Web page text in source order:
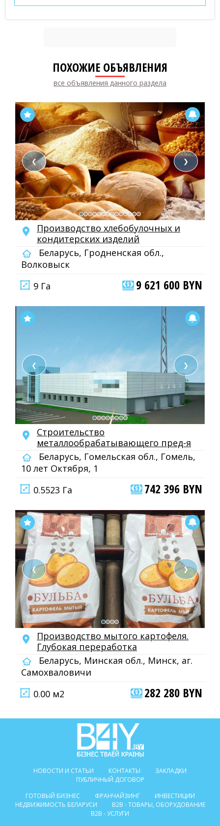
ПОХОЖИЕ ОБЪЯВЛЕНИЯ
все объявления данного раздела
❮ ❯
Производство хлебобулочных и
кондитерских изделий
Беларусь, Гродненская обл.,
Волковыск
9 Га
9 621 600 BYN
❮ ❯
Строительство
металлообрабатывающего пред-я
Беларусь, Гомельская обл., Гомель,
10 лет Октября, 1
0.5523 Га
742 396 BYN
❮ ❯
Производство мытого картофеля.
Глубокая переработка
Беларусь, Минская обл., Минск, аг.
Самохваловичи
0.00 м2
282 280 BYN
НОВОСТИ И СТАТЬИ КОНТАКТЫ
ЗАКЛАДКИ
ПУБЛИЧНЫЙ ДОГОВОР
ГОТОВЫЙ БИЗНЕС
ФРАНЧАЙЗИНГ
ИНВЕСТИЦИИ
НЕДВИЖИМОСТЬ БЕЛАРУСИ
B2B - ТОВАРЫ, ОБОРУДОВАНИЕ
B2B - УСЛУГИ